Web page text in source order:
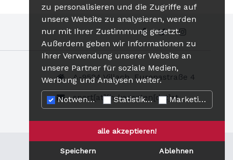
A-9524 Villach, Europastraße 4
sport[at]fh-kaernten[dot]at
zu personalisieren und die Zugriffe auf
unsere Website zu analysieren, werden
nur mit Ihrer Zustimmung gesetzt.
Außerdem geben wir Informationen zu
Ihrer Verwendung unserer Website an
unsere Partner für soziale Medien,
Werbung und Analysen weiter.
Notwendig
Statistiken Marketing
alle akzeptieren!
Speichern Ablehnen